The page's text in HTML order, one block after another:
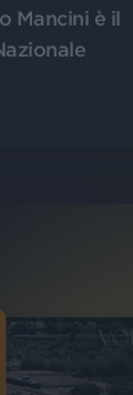
Mancini è il